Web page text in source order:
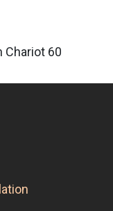
Chariot 60